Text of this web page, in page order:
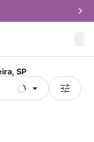
SP